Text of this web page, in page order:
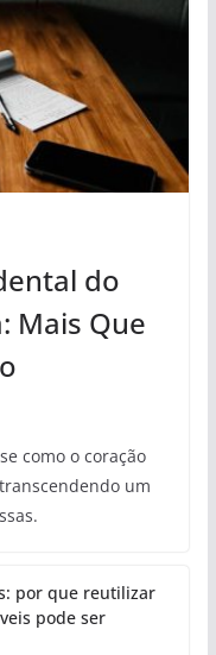
do
Mais Que
como o coração
um
por que reutilizar
pode ser